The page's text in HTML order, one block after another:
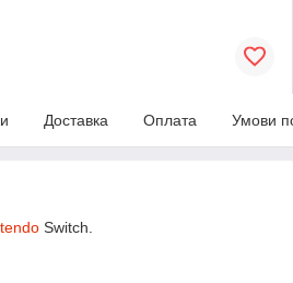
Доставка Оплата Умови
Switch.